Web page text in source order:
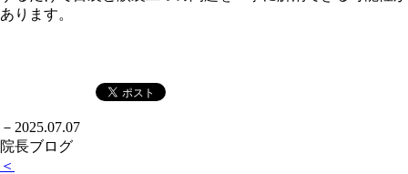
あります。
－ 2025.07.07
院長ブログ
＜